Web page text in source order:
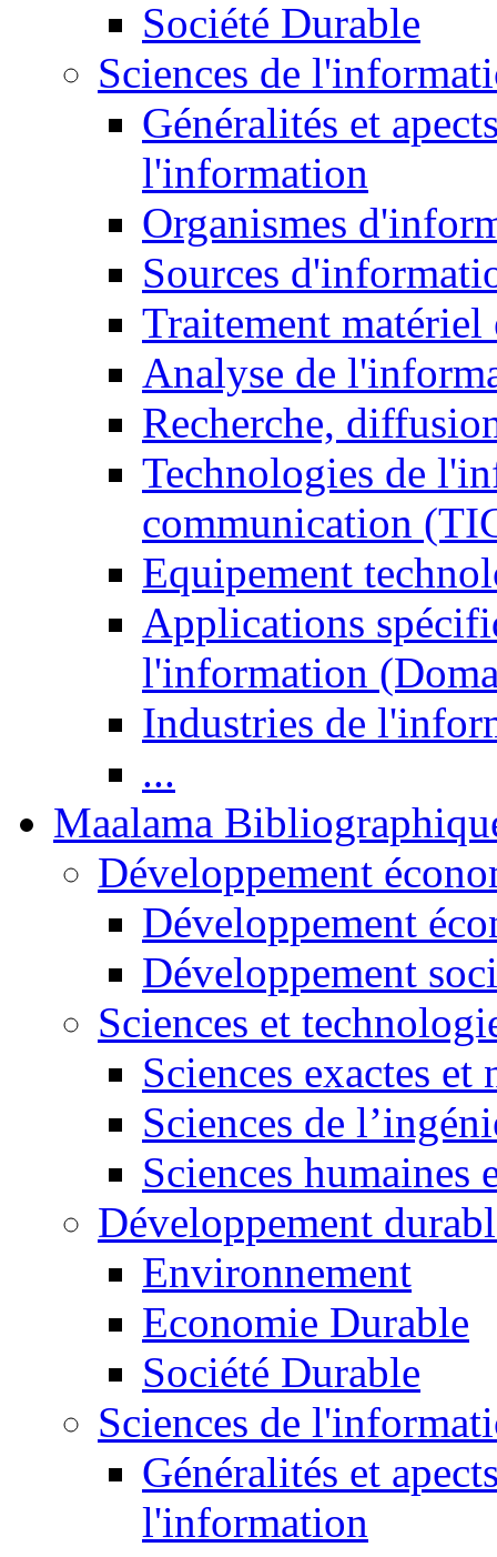
Société Durable
Sciences de
Généralités et
l'information
Organismes
Sources
Traitement matériel
Analyse de
Recherche,
Technologies de
communication
Equipement
Applications
l'information
Industries de
...
Maalama
Développement
Développement
Développement
Sciences et
Sciences exactes et
Sciences de
Sciences humaines
Développement
Environnement
Economie Durable
Société Durable
Sciences de
Généralités et
l'information